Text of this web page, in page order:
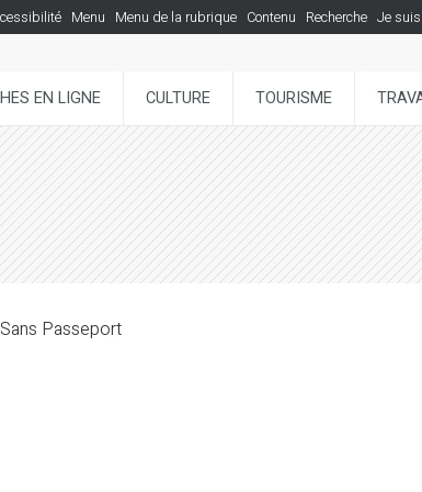
Menu Menu de la rubrique Contenu Recherche Je suis
EN LIGNE CULTURE TOURISME
Passeport